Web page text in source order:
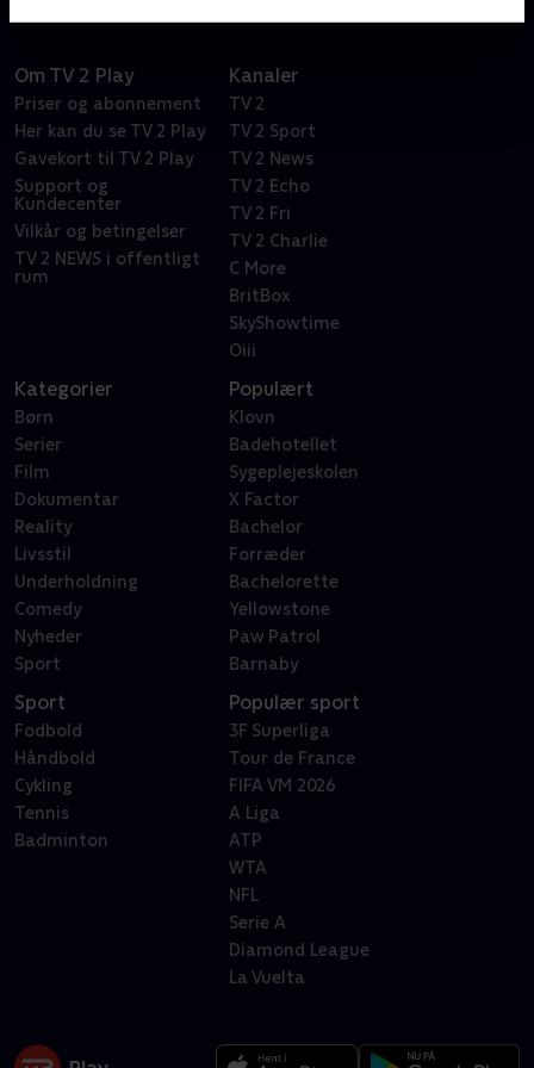
Om TV 2 Play
Priser og abonnement
Her kan du se TV 2 Play
Gavekort til TV 2 Play
Support og
Kundecenter
Vilkår og betingelser
TV 2 NEWS i offentligt
rum
Kanaler
TV 2
TV 2 Sport
TV 2 News
TV 2 Echo
TV 2 Fri
TV 2 Charlie
C More
BritBox
SkyShowtime
Oiii
Kategorier
Børn
Serier
Film
Dokumentar
Reality
Livsstil
Underholdning
Comedy
Nyheder
Sport
Populært
Klovn
Badehotellet
Sygeplejeskolen
X Factor
Bachelor
Forræder
Bachelorette
Yellowstone
Paw Patrol
Barnaby
Sport
Fodbold
Håndbold
Cykling
Tennis
Badminton
Populær sport
3F Superliga
Tour de France
FIFA VM 2026
A Liga
ATP
WTA
NFL
Serie A
Diamond League
La Vuelta